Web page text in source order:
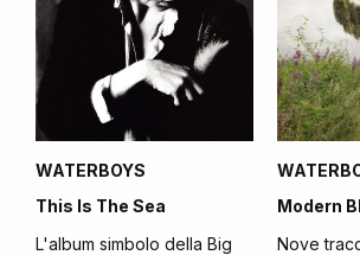
WATERBOYS
This Is The Sea
L'album simbolo della Big
Modern
Nove